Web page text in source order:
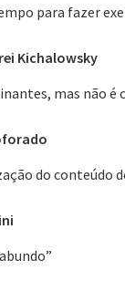
para fazer
Kichalowsky
mas não é
do conteúdo